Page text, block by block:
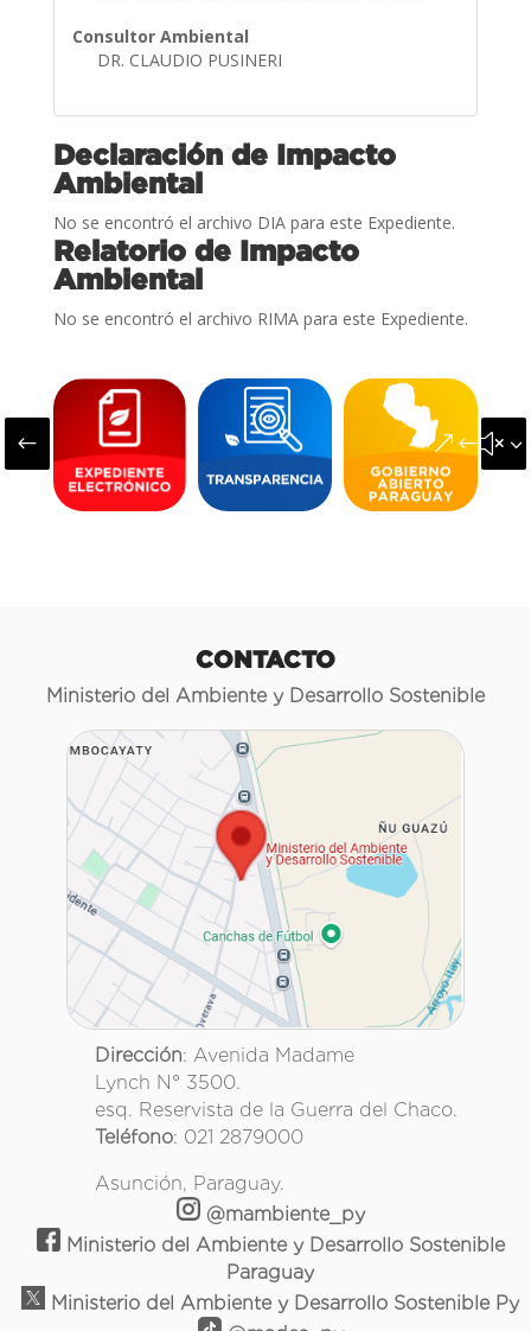
Consultor Ambiental
DR. CLAUDIO PUSINERI
Declaración de Impacto
Ambiental
No se encontró el archivo DIA para este Expediente.
Relatorio de Impacto
Ambiental
No se encontró el archivo RIMA para este Expediente.
#
CONTACTO
Ministerio del Ambiente y Desarrollo Sostenible
Dirección: Avenida Madame
Lynch N° 3500.
esq. Reservista de la Guerra del Chaco.
Teléfono: 021 2879000
Asunción, Paraguay.
@mambiente_py
Ministerio del Ambiente y Desarrollo Sostenible
Paraguay
Ministerio del Ambiente y Desarrollo Sostenible Py